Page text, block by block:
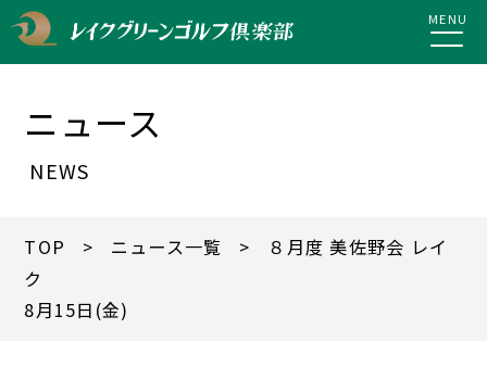
MENU
ニュース
NEWS
TOP > ニュース一覧
> ８月度 美佐野会 レイ
ク
8月15日(金)